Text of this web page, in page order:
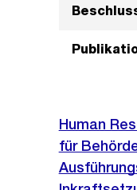
Human
für